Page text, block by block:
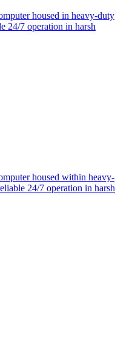
housed in heavy-duty
24/7 operation in harsh
housed within heavy-
24/7 operation in harsh